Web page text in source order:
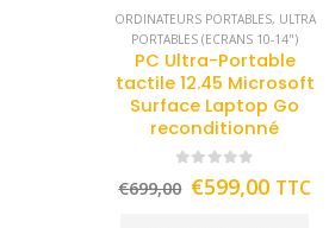
ORDINATEURS PORTABLES, ULTRA
PORTABLES (ECRANS 10-14")
PC Ultra-Portable
tactile 12.45 Microsoft
Surface Laptop Go
reconditionné
€699,00 €599,00 TTC